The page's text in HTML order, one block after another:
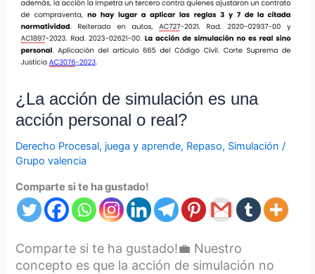
¿La acción de simulación es una
acción personal o real?
Derecho Procesal, juega y aprende, Repaso, Simulación /
Grupo valencia
Comparte si te ha gustado!
Comparte si te ha gustado!💼 Nuestro
concepto es que la acción de simulación no
acción
personal
o
real?